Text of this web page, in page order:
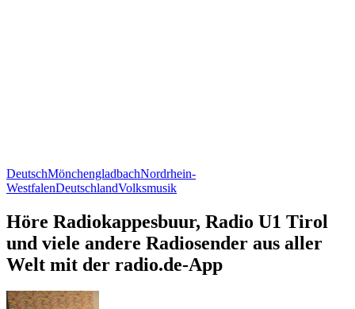
DeutschMönchengladbachNordrhein-
WestfalenDeutschlandVolksmusik
Höre Radiokappesbuur, Radio U1 Tirol
und viele andere Radiosender aus aller
Welt mit der radio.de-App